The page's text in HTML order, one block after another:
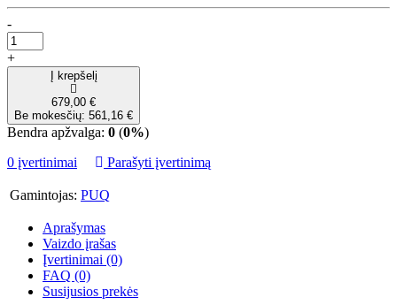
-
+
Į krepšelį
679,00 €
Be mokesčių: 561,16 €
Bendra apžvalga: 0 (0%)
0 įvertinimai
Parašyti įvertinimą
Gamintojas: PUQ
Aprašymas
Vaizdo įrašas
Įvertinimai (0)
FAQ (0)
Susijusios prekės